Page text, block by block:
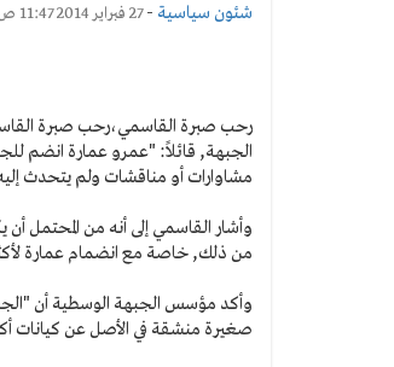
شئون سياسية -27 فبراير 2014 11:47 ص
رحب صبرة القاسمي،رحب صبرة
الجبهة, قائلاً: "عمرو عمارة انضم
مشاوارات أو مناقشات ولم يتحدث
وأشار القاسمي إلى أنه من المحتمل
من ذلك, خاصة مع انضمام عمارة
وأكد مؤسس الجبهة الوسطية أن
صغيرة منشقة في الأصل عن كيانات